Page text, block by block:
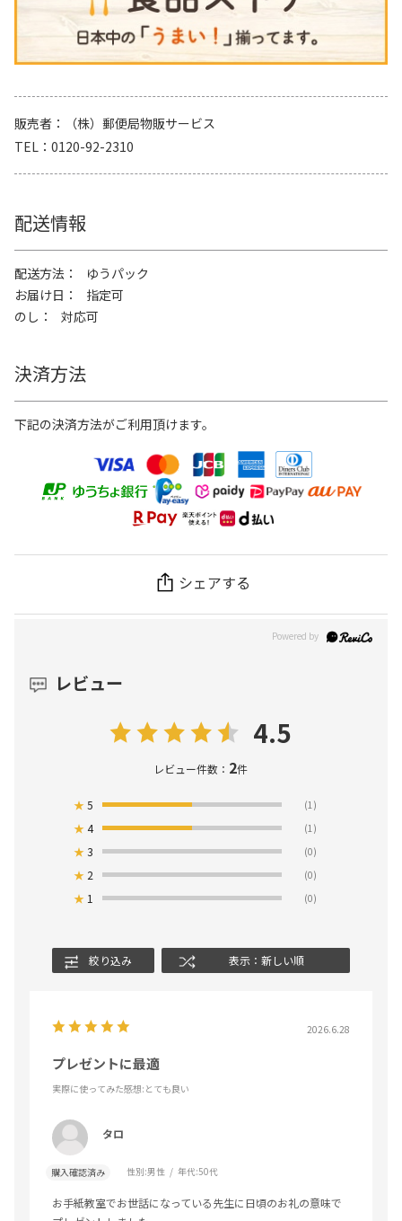
販売者
（株）郵便局物販サービス
TEL
0120-92-2310
配送情報
配送方法
ゆうパック
お届け日
指定可
のし
対応可
決済方法
下記の決済方法がご利用頂けます。
シェアする
レビュー
4.5
レビュー件数： 2件
★5 (1)
★4 (1)
★3 (0)
★ 2 (0)
★ 1 (0)
絞り込み 表示：新しい順
2026.6.28
プレゼントに最適
実際に使ってみた感想:とても良い
タロ
購入確認済み 性別:男性 年代:50代
お手紙教室でお世話になっている先生に日頃のお礼の意味で